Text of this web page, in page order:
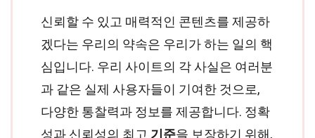
신뢰할 수 있고 매력적인 콘텐츠를 제공하
겠다는 우리의 약속은 우리가 하는 일의 핵
심입니다. 우리 사이트의 각 사실은 여러분
과 같은 실제 사용자들이 기여한 것으로,
다양한 통찰력과 정보를 제공합니다. 정확
성과 신뢰성의 최고 기준을 보장하기 위해,